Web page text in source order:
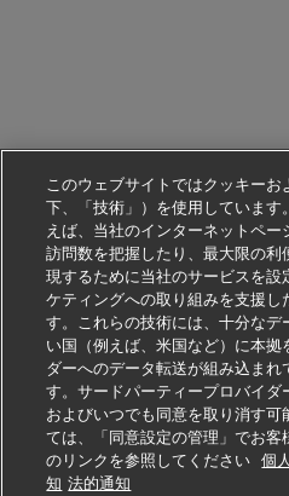
この仕事に
このウェブサイトではクッキーお
下、「技術」）を使用しています
えば、当社のインターネットペ
訪問数を把握したり、最大限の利
現するために当社のサービスを設
ケティングへの取り組みを支援し
す。これらの技術には、十分なデ
い国（例えば、米国など）に本拠
ダーへのデータ転送が組み込まれ
す。サードパーティープロバイダ
およびいつでも同意を取り消す可
ては、「同意設定の管理」でお客
のリンクを参照してください
個
知 法的通知